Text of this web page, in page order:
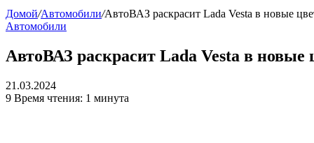
Домой/Автомобили/АвтоВАЗ раскрасит Lada Vesta в новые
Автомобили
АвтоВАЗ раскрасит Lada Vesta в новые
21.03.2024
9 Время чтения: 1 минута